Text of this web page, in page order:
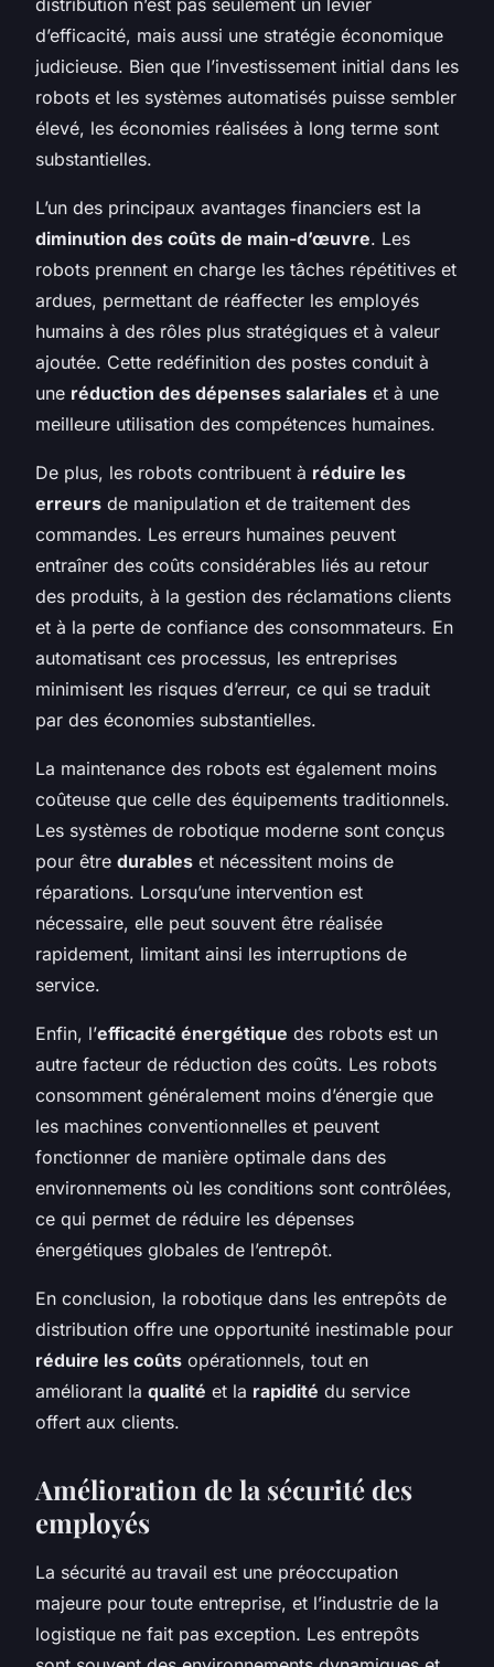
d’efficacité, mais aussi une stratégie économique
judicieuse. Bien que l’investissement initial dans les
robots et les systèmes automatisés puisse sembler
élevé, les économies réalisées à long terme sont
substantielles.
L’un des principaux avantages financiers est la
diminution des coûts de main-d’œuvre. Les
robots prennent en charge les tâches répétitives et
ardues, permettant de réaffecter les employés
humains à des rôles plus stratégiques et à valeur
ajoutée. Cette redéfinition des postes conduit à
une réduction des dépenses salariales et à une
meilleure utilisation des compétences humaines.
De plus, les robots contribuent à réduire les
erreurs de manipulation et de traitement des
commandes. Les erreurs humaines peuvent
entraîner des coûts considérables liés au retour
des produits, à la gestion des réclamations clients
et à la perte de confiance des consommateurs. En
automatisant ces processus, les entreprises
minimisent les risques d’erreur, ce qui se traduit
par des économies substantielles.
La maintenance des robots est également moins
coûteuse que celle des équipements traditionnels.
Les systèmes de robotique moderne sont conçus
pour être durables et nécessitent moins de
réparations. Lorsqu’une intervention est
nécessaire, elle peut souvent être réalisée
rapidement, limitant ainsi les interruptions de
service.
Enfin, l’efficacité énergétique des robots est un
autre facteur de réduction des coûts. Les robots
consomment généralement moins d’énergie que
les machines conventionnelles et peuvent
fonctionner de manière optimale dans des
environnements où les conditions sont contrôlées,
ce qui permet de réduire les dépenses
énergétiques globales de l’entrepôt.
En conclusion, la robotique dans les entrepôts de
distribution offre une opportunité inestimable pour
réduire les coûts opérationnels, tout en
améliorant la qualité et la rapidité du service
offert aux clients.
Amélioration de la sécurité des
employés
La sécurité au travail est une préoccupation
majeure pour toute entreprise, et l’industrie de la
logistique ne fait pas exception. Les entrepôts